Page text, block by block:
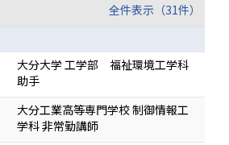
全件表示（31件）
大分大学 工学部 福祉環境工学科
助手
大分工業高等専門学校 制御情報工
学科 非常勤講師